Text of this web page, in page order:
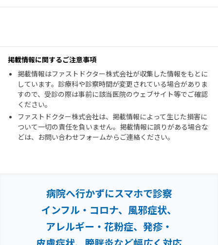
掲載情報に関するご注意事項
掲載情報はファストドクター株式会社が収集した情報をもとに
しています。診療科や診察時間が変更されている場合がありま
すので、受診の際は事前に該当医院のウェブサイト等でご確認
ください。
ファストドクター株式会社は、掲載情報によって生じた損害に
ついて一切の責任を負いません。掲載情報に誤りがある場合な
どは、お問い合わせフォームからご連絡ください。
病院へ行かずにスマホで診察
インフル・コロナ、風邪症状、
アレルギー・花粉症、 発疹・